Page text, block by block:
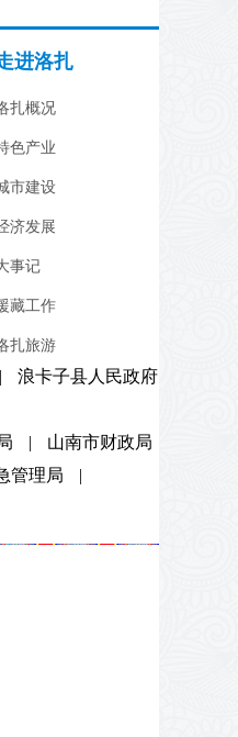
进洛扎
扎概况
色产业
市建设
济发展
事记
藏工作
扎旅游
|
浪卡子县人民政府
|
山南市财政局
管理局
|